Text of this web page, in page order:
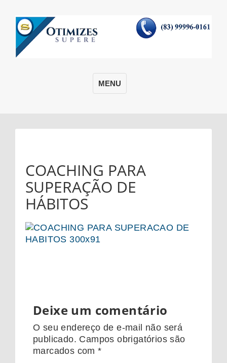
MENU
COACHING PARA
SUPERAÇÃO DE
HÁBITOS
Deixe um comentário
O seu endereço de e-mail não será
publicado. Campos obrigatórios são
marcados com*